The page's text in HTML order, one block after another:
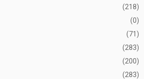
(218)
(0)
(71)
(283)
(200)
(283)